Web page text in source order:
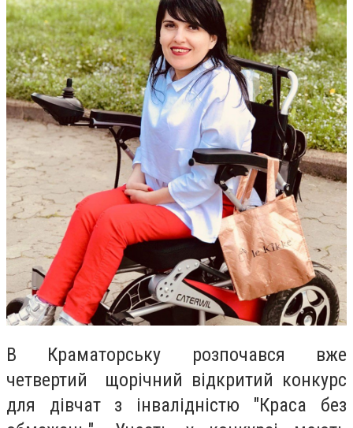
В Краматорську розпочався вже
четвертий щорічний відкритий конкурс
для дівчат з інвалідністю "Краса без